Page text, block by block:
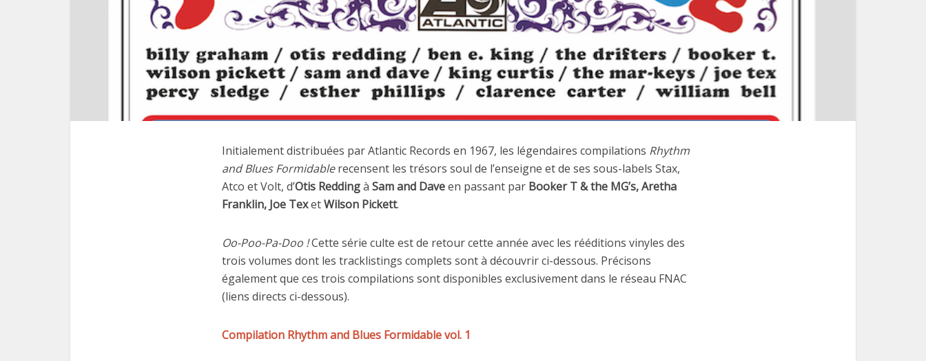
Initialement distribuées par Atlantic Records en 1967, les légendaires compilations Rhythm
and Blues Formidablerecensent les trésors soul de l’enseigne et de ses sous-labels Stax,
Atco et Volt, d’Otis Reddingà Sam and Daveen passant par Booker T & the MG’s, Aretha
Franklin, Joe TexetWilson Pickett.
Oo-Poo-Pa-Doo !Cette série culte est de retour cette année avec les rééditions vinyles des
trois volumes dont les tracklistings complets sont à découvrir ci-dessous. Précisons
également que ces trois compilations sont disponibles exclusivement dans le réseau FNAC
(liens directs ci-dessous).
Compilation Rhythm and Blues Formidable vol. 1